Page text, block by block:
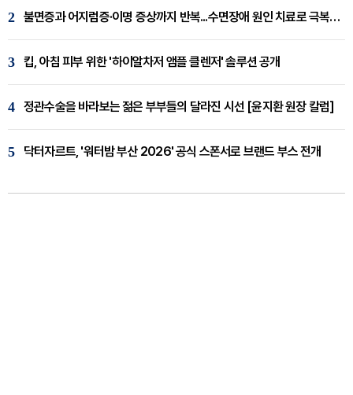
2 불면증과 어지럼증·이명 증상까지 반복...수면장애 원인 치료로 극복해야
3 킵, 아침 피부 위한 '하이알차저 앰플 클렌저' 솔루션 공개
4 정관수술을 바라보는 젊은 부부들의 달라진 시선 [윤지환 원장 칼럼]
5 닥터자르트, '워터밤 부산 2026' 공식 스폰서로 브랜드 부스 전개